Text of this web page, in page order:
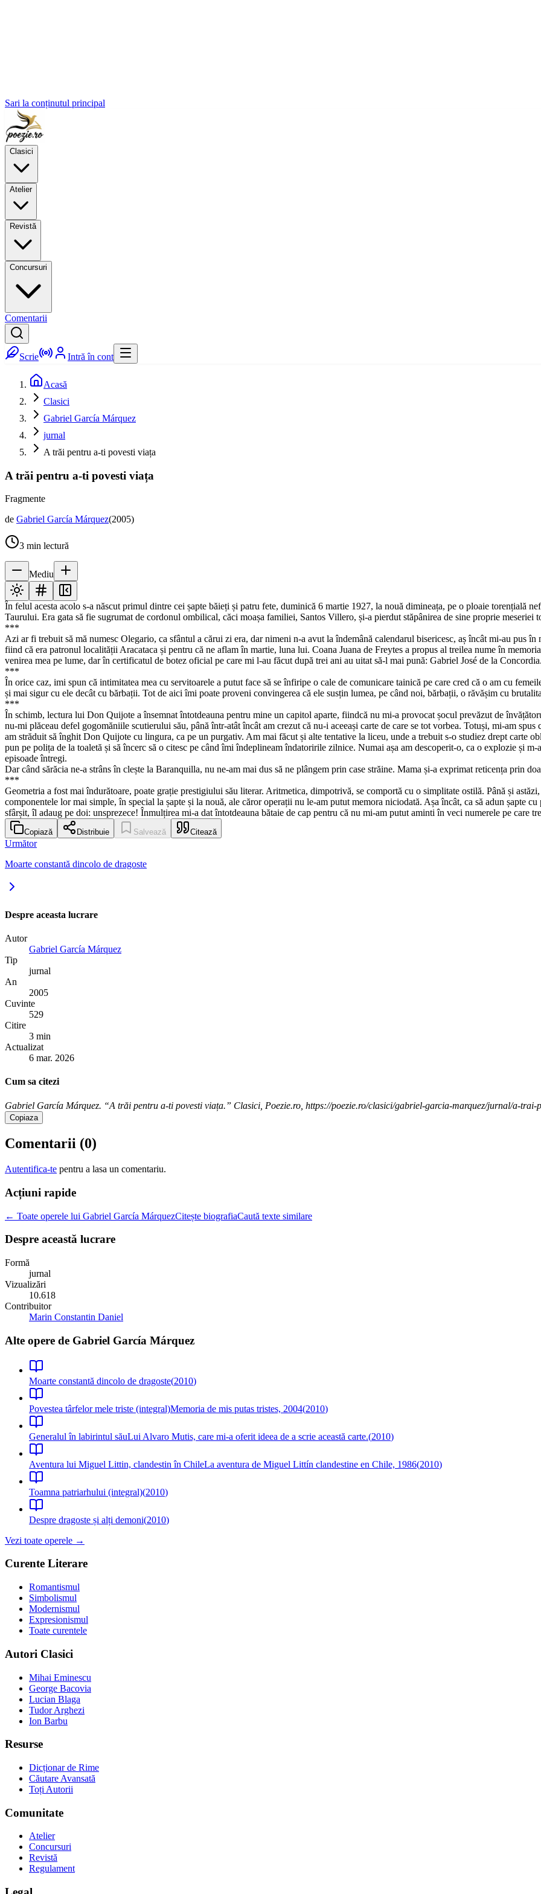
Sari la conținutul principal
Clasici
Atelier
Revistă
Concursuri
Comentarii
Scrie Intră în cont
Acasă
Clasici
Gabriel García Márquez
jurnal
A trăi pentru a-ti povesti viața
A trăi pentru a-ti povesti viața
Fragmente
de Gabriel García Márquez(2005)
3 min lectură
Mediu
În felul acesta acolo s-a născut primul dintre cei șapte băieți și patru fete, duminică 6 martie 1927, la nouă dimineața, pe o ploaie torențială
Taurului. Era gata să fie sugrumat de cordonul ombilical, căci moașa familiei, Santos Villero, și-a pierdut stăpânirea de sine proprie
***
Azi ar fi trebuit să mă numesc Olegario, ca sfântul a cărui zi era, dar nimeni n-a avut la îndemână calendarul bisericesc, aș încât mi-au pus
fiind că era patronul localității Aracataca și pentru că ne aflam în martie, luna lui. Coana Juana de Freytes a propus al treilea nume în
venirea mea pe lume, dar în certificatul de botez oficial pe care mi l-au făcut după trei ani au uitat să-l mai pună: Gabriel José de la Concordia.
***
În orice caz, imi spun că intimitatea mea cu servitoarele a putut face să se înfiripe o cale de comunicare tainică pe care cred că o am cu
și mai sigur cu ele decât cu bărbații. Tot de aici îmi poate proveni convingerea că ele susțin lumea, pe când noi, bărbații, o răvășim cu
***
În schimb, lectura lui Don Quijote a însemnat întotdeauna pentru mine un capitol aparte, fiindcă nu mi-a provocat șocul prevăzut de
nu-mi plăceau defel gogomăniile scutierului său, până într-atât încât am crezut că nu-i aceeași carte de care se tot vorbea. Totuși, mi-am
am străduit să înghit Don Quijote cu lingura, ca pe un purgativ. Am mai făcut și alte tentative la liceu, unde a trebuit s-o studiez drept carte
pun pe polița de la toaletă și să încerc să o citesc pe când îmi îndeplineam îndatoririle zilnice. Numai așa am descoperit-o, ca o explozie și
episoade întregi.
Dar când sărăcia ne-a strâns în clește la Baranquilla, nu ne-am mai dus să ne plângem prin case străine. Mama și-a exprimat reticența prin
***
Geometria a fost mai îndurătoare, poate grație prestigiului său literar. Aritmetica, dimpotrivă, se comportă cu o simplitate ostilă. Până și
componentele lor mai simple, în special la șapte și la nouă, ale căror operații nu le-am putut memora niciodată. Așa încât, ca să adun șapte
sfârșit, îl adaug pe doi: unsprezece! Înmulțirea mi-a dat întotdeauna bătaie de cap pentru că nu mi-am putut aminti în veci numerele pe care
Copiază Distribuie Salvează Citează
Următor
Moarte constantă dincolo de dragoste
Despre aceasta lucrare
Autor
Gabriel García Márquez
Tip
jurnal
An
2005
Cuvinte
529
Citire
3 min
Actualizat
6 mar. 2026
Cum sa citezi
Gabriel García Márquez. “A trăi pentru a-ti povesti viața.” Clasici, Poezie.ro, https://poezie.ro/clasici/gabriel-garcia-marquez/jurnal/a-trai-
Copiaza
Comentarii (0)
Autentifica-te pentru a lasa un comentariu.
Acțiuni rapide
← Toate operele lui Gabriel García MárquezCitește biografiaCaută texte similare
Despre această lucrare
Formă
jurnal
Vizualizări
10.618
Contribuitor
Marin Constantin Daniel
Alte opere de Gabriel García Márquez
Moarte constantă dincolo de dragoste(2010)
Povestea târfelor mele triste (integral)Memoria de mis putas tristes, 2004(2010)
Generalul în labirintul săuLui Alvaro Mutis, care mi-a oferit ideea de a scrie această carte.(2010)
Aventura lui Miguel Littin, clandestin în ChileLa aventura de Miguel Littín clandestine en Chile, 1986(2010)
Toamna patriarhului (integral)(2010)
Despre dragoste și alți demoni(2010)
Vezi toate operele →
Curente Literare
Romantismul
Simbolismul
Modernismul
Expresionismul
Toate curentele
Autori Clasici
Mihai Eminescu
George Bacovia
Lucian Blaga
Tudor Arghezi
Ion Barbu
Resurse
Dicționar de Rime
Căutare Avansată
Toți Autorii
Comunitate
Atelier
Concursuri
Revistă
Regulament